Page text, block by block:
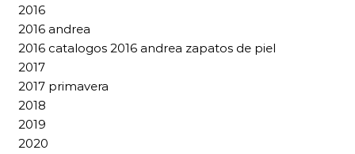
2016
2016 andrea
2016 catalogos 2016 andrea zapatos de piel
2017
2017 primavera
2018
2019
2020